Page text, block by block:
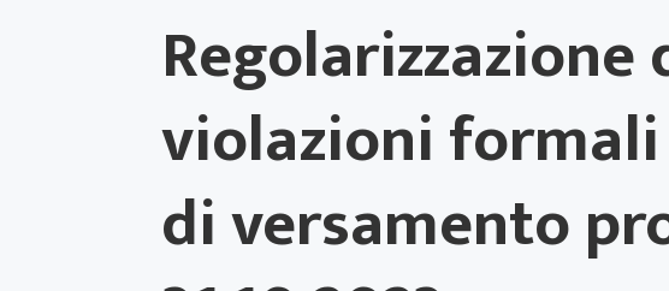
Regolarizzazione
violazioni
di versamento